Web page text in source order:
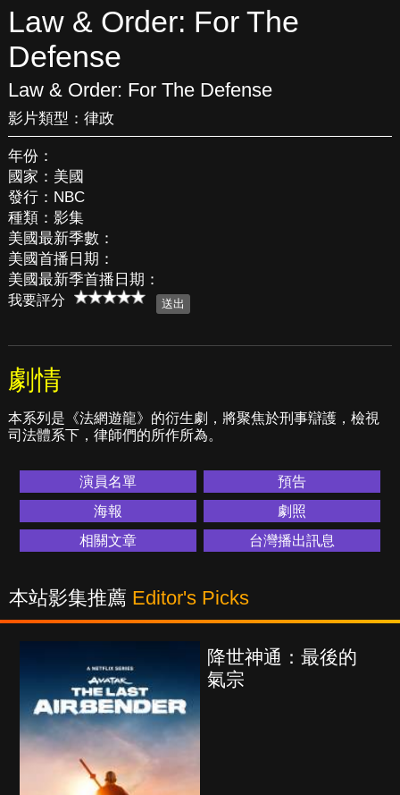
Law & Order: For The
Defense
Law & Order: For The Defense
影片類型： 律政
年份：
國家：美國
發行：NBC
種類：影集
美國最新季數：
美國首播日期：
美國最新季首播日期：
我要評分
劇情
本系列是《法網遊龍》的衍生劇，將聚焦於刑事辯護，檢視
司法體系下，律師們的所作所為。
演員名單
預告
海報
劇照
相關文章
台灣播出訊息
本站影集推薦 Editor's Picks
降世神通：最後的
氣宗